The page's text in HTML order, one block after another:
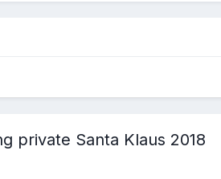
private Santa Klaus 2018